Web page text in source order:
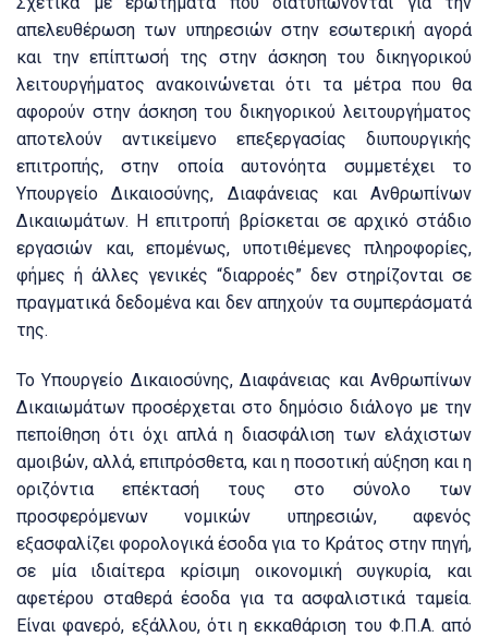
απελευθέρωση των υπηρεσιών στην εσωτερική αγορά
και την επίπτωσή της στην άσκηση του δικηγορικού
λειτουργήματος ανακοινώνεται ότι τα μέτρα που θα
αφορούν στην άσκηση του δικηγορικού λειτουργήματος
αποτελούν αντικείμενο επεξεργασίας διυπουργικής
επιτροπής, στην οποία αυτονόητα συμμετέχει το
Υπουργείο Δικαιοσύνης, Διαφάνειας και Ανθρωπίνων
Δικαιωμάτων. Η επιτροπή βρίσκεται σε αρχικό στάδιο
εργασιών και, επομένως, υποτιθέμενες πληροφορίες,
φήμες ή άλλες γενικές “διαρροές” δεν στηρίζονται σε
πραγματικά δεδομένα και δεν απηχούν τα συμπεράσματά
της.
Το Υπουργείο Δικαιοσύνης, Διαφάνειας και Ανθρωπίνων
Δικαιωμάτων προσέρχεται στο δημόσιο διάλογο με την
πεποίθηση ότι όχι απλά η διασφάλιση των ελάχιστων
αμοιβών, αλλά, επιπρόσθετα, και η ποσοτική αύξηση και η
οριζόντια επέκτασή τους στο σύνολο των
προσφερόμενων νομικών υπηρεσιών, αφενός
εξασφαλίζει φορολογικά έσοδα για το Κράτος στην πηγή,
σε μία ιδιαίτερα κρίσιμη οικονομική συγκυρία, και
αφετέρου σταθερά έσοδα για τα ασφαλιστικά ταμεία.
Είναι φανερό, εξάλλου, ότι η εκκαθάριση του Φ.Π.Α. από